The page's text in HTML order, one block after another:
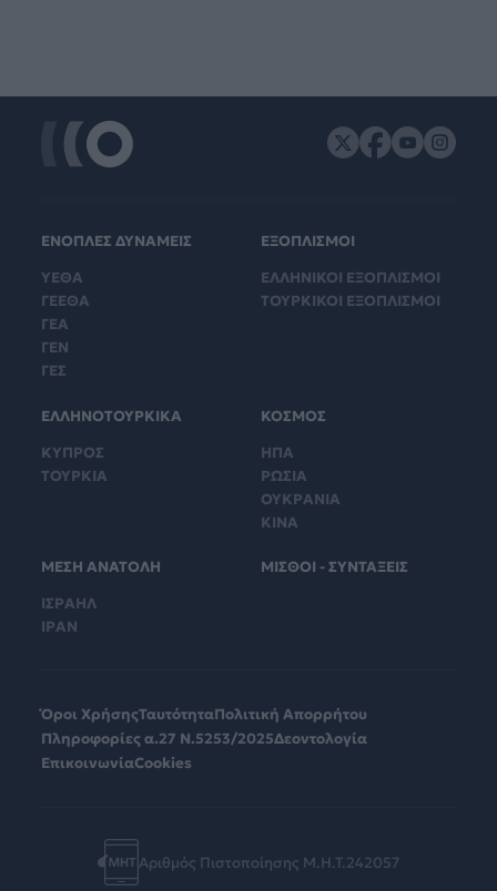
ΕΝΟΠΛΕΣ ΔΥΝΑΜΕΙΣ
ΥΕΘΑ
ΓΕΕΘΑ
ΓΕΑ
ΓΕΝ
ΓΕΣ
ΕΞΟΠΛΙΣΜΟΙ
ΕΛΛΗΝΙΚΟΙ ΕΞΟΠΛΙΣΜΟΙ
ΤΟΥΡΚΙΚΟΙ ΕΞΟΠΛΙΣΜΟΙ
ΕΛΛΗΝΟΤΟΥΡΚΙΚΑ
ΚΥΠΡΟΣ
ΤΟΥΡΚΙΑ
ΚΟΣΜΟΣ
ΗΠΑ
ΡΩΣΙΑ
ΟΥΚΡΑΝΙΑ
ΚΙΝΑ
ΜΕΣΗ ΑΝΑΤΟΛΗ
ΙΣΡΑΗΛ
ΙΡΑΝ
ΜΙΣΘΟΙ - ΣΥΝΤΑΞΕΙΣ
Όροι ΧρήσηςΤαυτότηταΠολιτική Απορρήτου
Πληροφορίες α.27 Ν.5253/2025Δεοντολογία
ΕπικοινωνίαCookies
Αριθμός Πιστοποίησης Μ.Η.Τ.242057